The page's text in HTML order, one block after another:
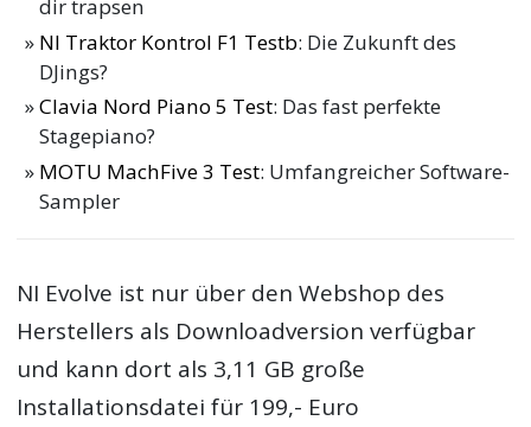
dir trapsen
NI Traktor Kontrol F1 Testb: Die Zukunft des
DJings?
Clavia Nord Piano 5 Test: Das fast perfekte
Stagepiano?
MOTU MachFive 3 Test: Umfangreicher Software-
Sampler
NI Evolve ist nur über den Webshop des
Herstellers als Downloadversion verfügbar
und kann dort als 3,11 GB große
Installationsdatei für 199,- Euro